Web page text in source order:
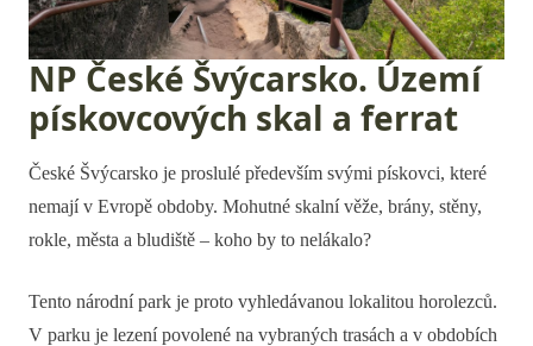
NP České Švýcarsko. Území
pískovcových skal a ferrat
České Švýcarsko je proslulé především svými pískovci, které
nemají v Evropě obdoby. Mohutné skalní věže, brány, stěny,
rokle, města a bludiště – koho by to nelákalo?
Tento národní park je proto vyhledávanou lokalitou horolezců.
V parku je lezení povolené na vybraných trasách a v obdobích